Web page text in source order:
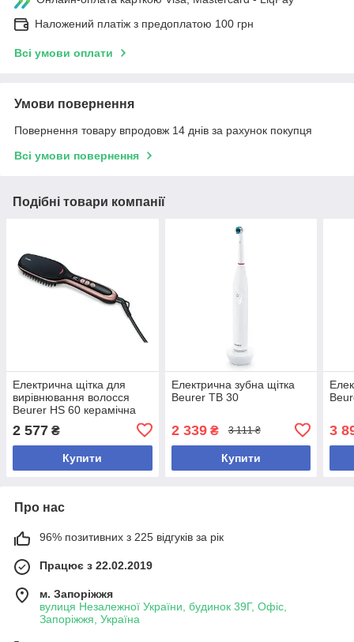
Наложений платіж з предоплатою 100 грн
Всі умови оплати
Умови повернення
Повернення товару впродовж 14 днів за рахунок покупця
Всі умови повернення
Подібні товари компанії
Електрична щітка для
вирівнювання волосся
Beurer HS 60 керамічна
2 577 ₴
Купити
Електрична зубна щітка
Beurer TB 30
2 339₴ 3 111 ₴
Купити
3
Про нас
96% позитивних з 225 відгуків за рік
Працює з 22.02.2019
м. Запоріжжя
вулиця Незалежної України, будинок 39Г, Офіс,
Запоріжжя, Україна